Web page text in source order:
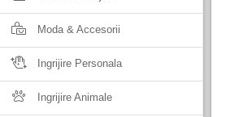
Moda & Accesorii
Ingrijire Personala
Ingrijire Animale